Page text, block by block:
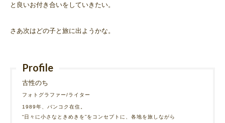
と良いお付き合いをしていきたい。
さあ次はどの子と旅に出ようかな。
Profile
古性のち
フォトグラファー/ライター
1989年、バンコク在住。
“日々に小さなときめきを”をコンセプトに、各地を旅しながら